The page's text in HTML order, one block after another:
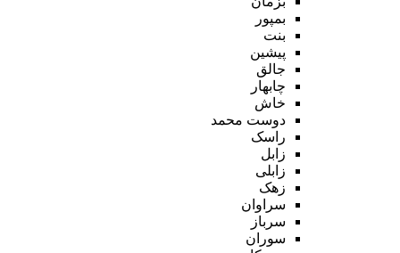
بمپور
بنت
پیشین
جالق
چابهار
خاش
دوست محمد
راسک
زابل
زابلی
زهک
سراوان
سرباز
سوران